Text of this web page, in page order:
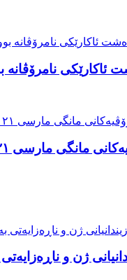
ئاکارێکی نامرۆڤانە
٢٠٢١ رۆژهەڵاتی کوردستان
ژن و